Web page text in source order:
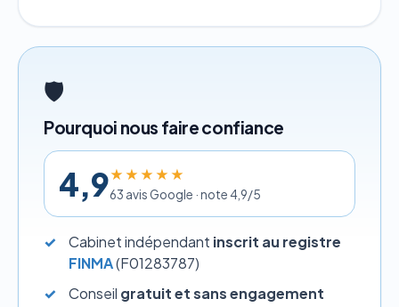
🛡️
Pourquoi nous faire confiance
4,9★★★★★
63 avis Google · note 4,9/5
Cabinet indépendant inscrit au registre
FINMA(F01283787)
Conseil gratuit et sans engagement